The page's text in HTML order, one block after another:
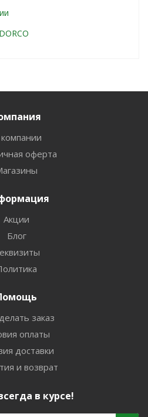
оферта
Акции
Блог
заказ
оплаты
доставки
и возврат
в курсе!